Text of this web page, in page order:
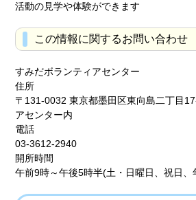
活動の見学や体験ができます
この情報に関するお問い合わせ
すみだボランティアセンター
住所
〒131-0032 東京都墨田区東向島二丁目
アセンター内
電話
03-3612-2940
開所時間
午前9時～午後5時半(土・日曜日、祝日、